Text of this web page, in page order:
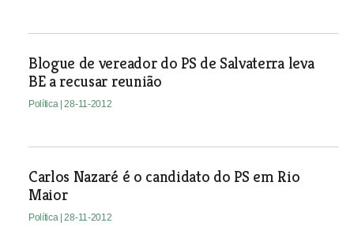
Blogue de vereador do PS de Salvaterra leva
BE a recusar reunião
Política | 28-11-2012
Carlos Nazaré é o candidato do PS em Rio
Maior
Política | 28-11-2012